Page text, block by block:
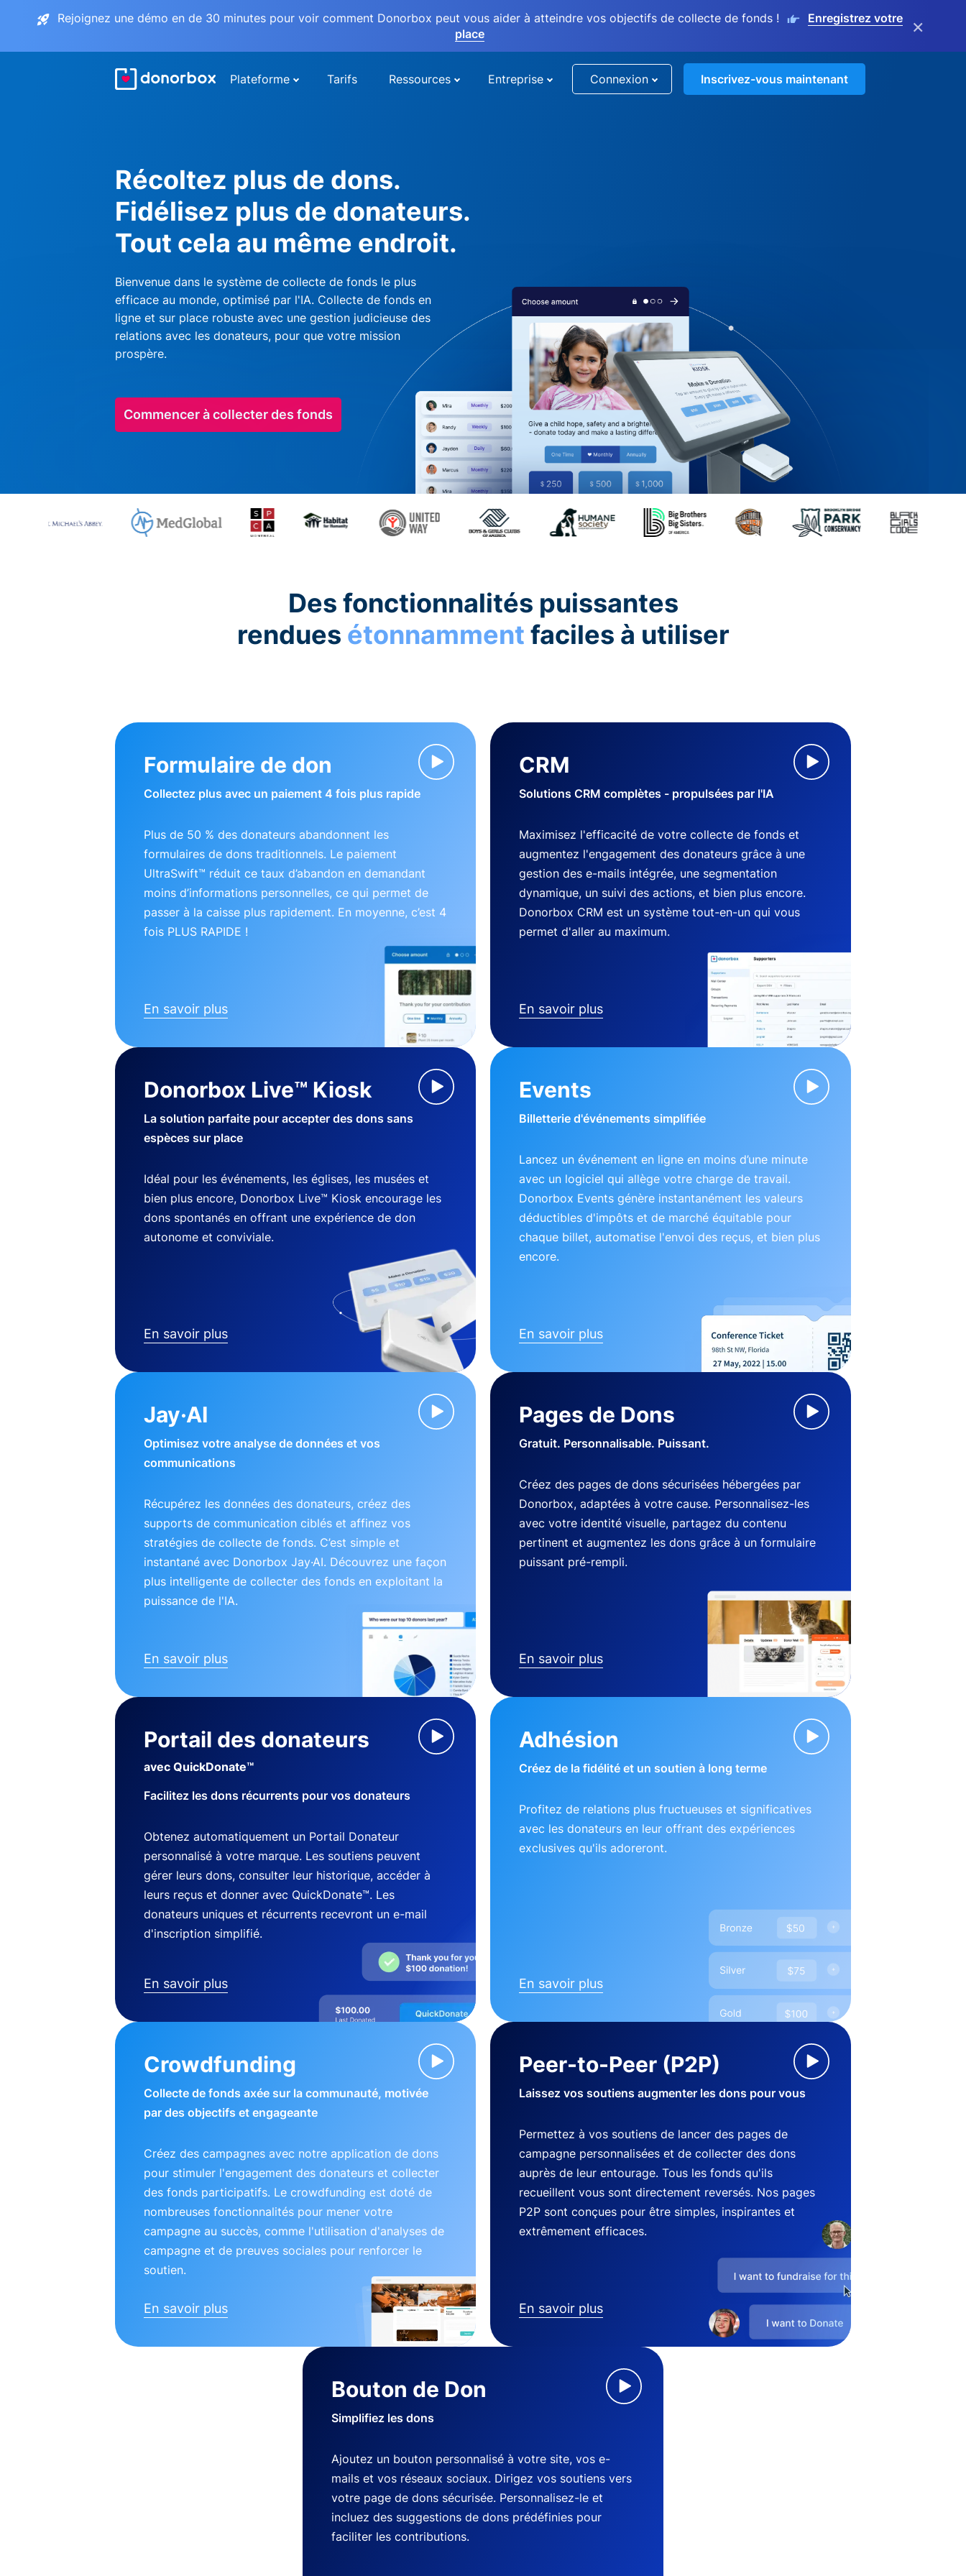
Rejoignez une démo en de 30 minutes pour voir comment Donorbox peut vous aider à atteindre vos objectifs de collecte de fonds !
Enregistrez votre
place
×
Plateforme Tarifs Ressources Entreprise Connexion Inscrivez-vous maintenant
Récoltez plus de dons.
Fidélisez plus de donateurs.
Tout cela au même endroit.
Bienvenue dans le système de collecte de fonds le plus
efficace au monde, optimisé par l'IA. Collecte de fonds en
ligne et sur place robuste avec une gestion judicieuse des
relations avec les donateurs, pour que votre mission
prospère.
Commencer à collecter des fonds
Des fonctionnalités puissantes
rendues étonnamment faciles à utiliser
Formulaire de don
Collectez plus avec un paiement 4 fois plus rapide
Plus de 50 % des donateurs abandonnent les
formulaires de dons traditionnels. Le paiement
UltraSwift™ réduit ce taux d’abandon en demandant
moins d’informations personnelles, ce qui permet de
passer à la caisse plus rapidement. En moyenne, c’est 4
fois PLUS RAPIDE !
En savoir plus
CRM
Solutions CRM complètes - propulsées par l'IA
Maximisez l'efficacité de votre collecte de fonds et
augmentez l'engagement des donateurs grâce à une
gestion des e-mails intégrée, une segmentation
dynamique, un suivi des actions, et bien plus encore.
Donorbox CRM est un système tout-en-un qui vous
permet d'aller au maximum.
En savoir plus
Donorbox Live™ Kiosk
La solution parfaite pour accepter des dons sans
espèces sur place
Idéal pour les événements, les églises, les musées et
bien plus encore, Donorbox Live™ Kiosk encourage les
dons spontanés en offrant une expérience de don
autonome et conviviale.
En savoir plus
Events
Billetterie d'événements simplifiée
Lancez un événement en ligne en moins d’une minute
avec un logiciel qui allège votre charge de travail.
Donorbox Events génère instantanément les valeurs
déductibles d'impôts et de marché équitable pour
chaque billet, automatise l'envoi des reçus, et bien plus
encore.
En savoir plus
Jay·AI
Optimisez votre analyse de données et vos
communications
Récupérez les données des donateurs, créez des
supports de communication ciblés et affinez vos
stratégies de collecte de fonds. C’est simple et
instantané avec Donorbox Jay·AI. Découvrez une façon
plus intelligente de collecter des fonds en exploitant la
puissance de l'IA.
En savoir plus
Pages de Dons
Gratuit. Personnalisable. Puissant.
Créez des pages de dons sécurisées hébergées par
Donorbox, adaptées à votre cause. Personnalisez-les
avec votre identité visuelle, partagez du contenu
pertinent et augmentez les dons grâce à un formulaire
puissant pré-rempli.
En savoir plus
Portail des donateurs
avec QuickDonate™
Facilitez les dons récurrents pour vos donateurs
Obtenez automatiquement un Portail Donateur
personnalisé à votre marque. Les soutiens peuvent
gérer leurs dons, consulter leur historique, accéder à
leurs reçus et donner avec QuickDonate™. Les
donateurs uniques et récurrents recevront un e-mail
d'inscription simplifié.
En savoir plus
Adhésion
Créez de la fidélité et un soutien à long terme
Profitez de relations plus fructueuses et significatives
avec les donateurs en leur offrant des expériences
exclusives qu'ils adoreront.
En savoir plus
Crowdfunding
Collecte de fonds axée sur la communauté, motivée
par des objectifs et engageante
Créez des campagnes avec notre application de dons
pour stimuler l'engagement des donateurs et collecter
des fonds participatifs. Le crowdfunding est doté de
nombreuses fonctionnalités pour mener votre
campagne au succès, comme l'utilisation d'analyses de
campagne et de preuves sociales pour renforcer le
soutien.
En savoir plus
Peer-to-Peer (P2P)
Laissez vos soutiens augmenter les dons pour vous
Permettez à vos soutiens de lancer des pages de
campagne personnalisées et de collecter des dons
auprès de leur entourage. Tous les fonds qu'ils
recueillent vous sont directement reversés. Nos pages
P2P sont conçues pour être simples, inspirantes et
extrêmement efficaces.
En savoir plus
Bouton de Don
Simplifiez les dons
Ajoutez un bouton personnalisé à votre site, vos e-
mails et vos réseaux sociaux. Dirigez vos soutiens vers
votre page de dons sécurisée. Personnalisez-le et
incluez des suggestions de dons prédéfinies pour
faciliter les contributions.